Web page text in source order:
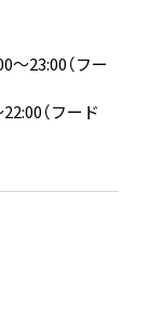
～23:00（フー
22:00（フード